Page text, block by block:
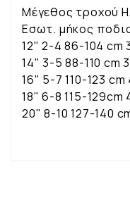
Μέγεθος τροχού
Εσωτ. µήκος
12" 2-4 86-104 cm
14" 3-5 88-110 cm
16" 5-7 110-123
18" 6-8 115-129cm
20" 8-10 127-140